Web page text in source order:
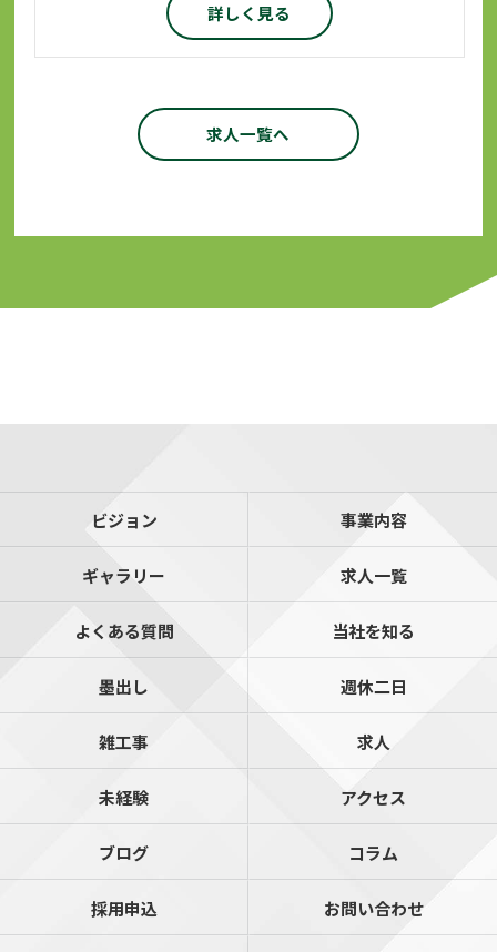
詳しく見る
求人一覧へ
ビジョン 事業内容
ギャラリー 求人一覧
よくある質問 当社を知る
墨出し 週休二日
雑工事 求人
未経験 アクセス
ブログ コラム
採用申込 お問い合わせ